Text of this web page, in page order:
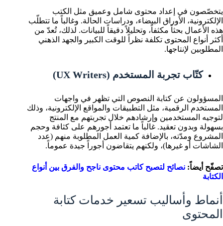
يتخصّصون في إعداد محتوى شامل وعميق مثل الكتب
الإلكترونية، الأوراق البيضاء، ودراسات الحالة. وغالباً ما تتطلّب
هذه الأعمال بحثاً مكثفاً، وتحليلاً دقيقاً للبيانات. لذلك، تُعدّ من
أكثر أنواع المحتوى تكلفة نظراً للوقت الكبير والجهد الذهني
المطلوبين لإنتاجها.
كتّاب تجربة المستخدم (UX Writers)
المسؤولون عن كتابة النصوص التي تظهر في واجهات
المستخدم الرقمية، مثل التطبيقات والمواقع الإلكترونية، وذلك
لتوجيه المستخدمين وإرشادهم خلال تجربتهم مع المنتج
بسهولة وبدون تعقيد. غالباً ما تعتمد أجورهم على كثافة وحجم
المشروع ومدّته، بالإضافة كمية العمل المطلوبة منهم (عدد
الشاشات أو غيرها)، ولكنهم يتقاضون أجوراً جيدة عموماً.
تصفّح أيضاً: نصائح لتصبح كاتب محتوى ناجح والفرق بين أنواع
الكتابة
أنماط وأساليب تسعير خدمات كتابة
المحتوى